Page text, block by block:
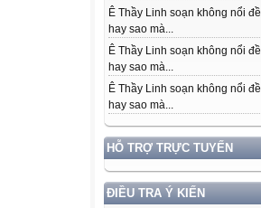
Ê Thầy Linh soạn không nổi đề
hay sao mà...
Ê Thầy Linh soạn không nổi đề
hay sao mà...
Ê Thầy Linh soạn không nổi đề
hay sao mà...
HỖ TRỢ TRỰC TUYẾN
ĐIỀU TRA Ý KIẾN